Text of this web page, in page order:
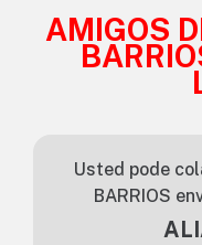
AMIGOS
Usted pode
BARRIOS